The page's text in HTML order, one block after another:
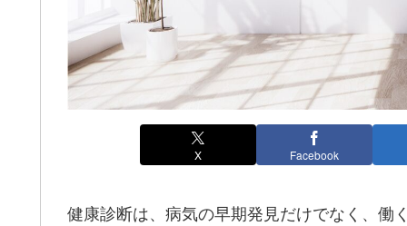
X Facebook
健康診断は、病気の早期発見だけでなく、働